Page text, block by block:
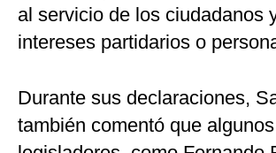
al servicio de los ciudadanos
intereses partidarios o
Durante sus declaraciones,
también comentó que algunos